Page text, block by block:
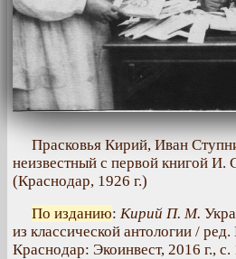
Прасковья Кирий, Иван
неизвестный с первой книгой И.
(Краснодар, 1926 г.)
По изданию: Кирий П. М.
из классической антологии /
Краснодар: Экоинвест, 2016 г., с.